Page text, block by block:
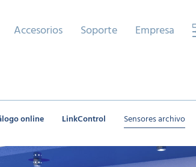
Accesorios Soporte Empresa
online LinkControl Sensores archivo